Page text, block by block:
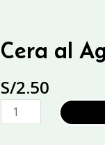
Cera al
S/2.50
Cera
al